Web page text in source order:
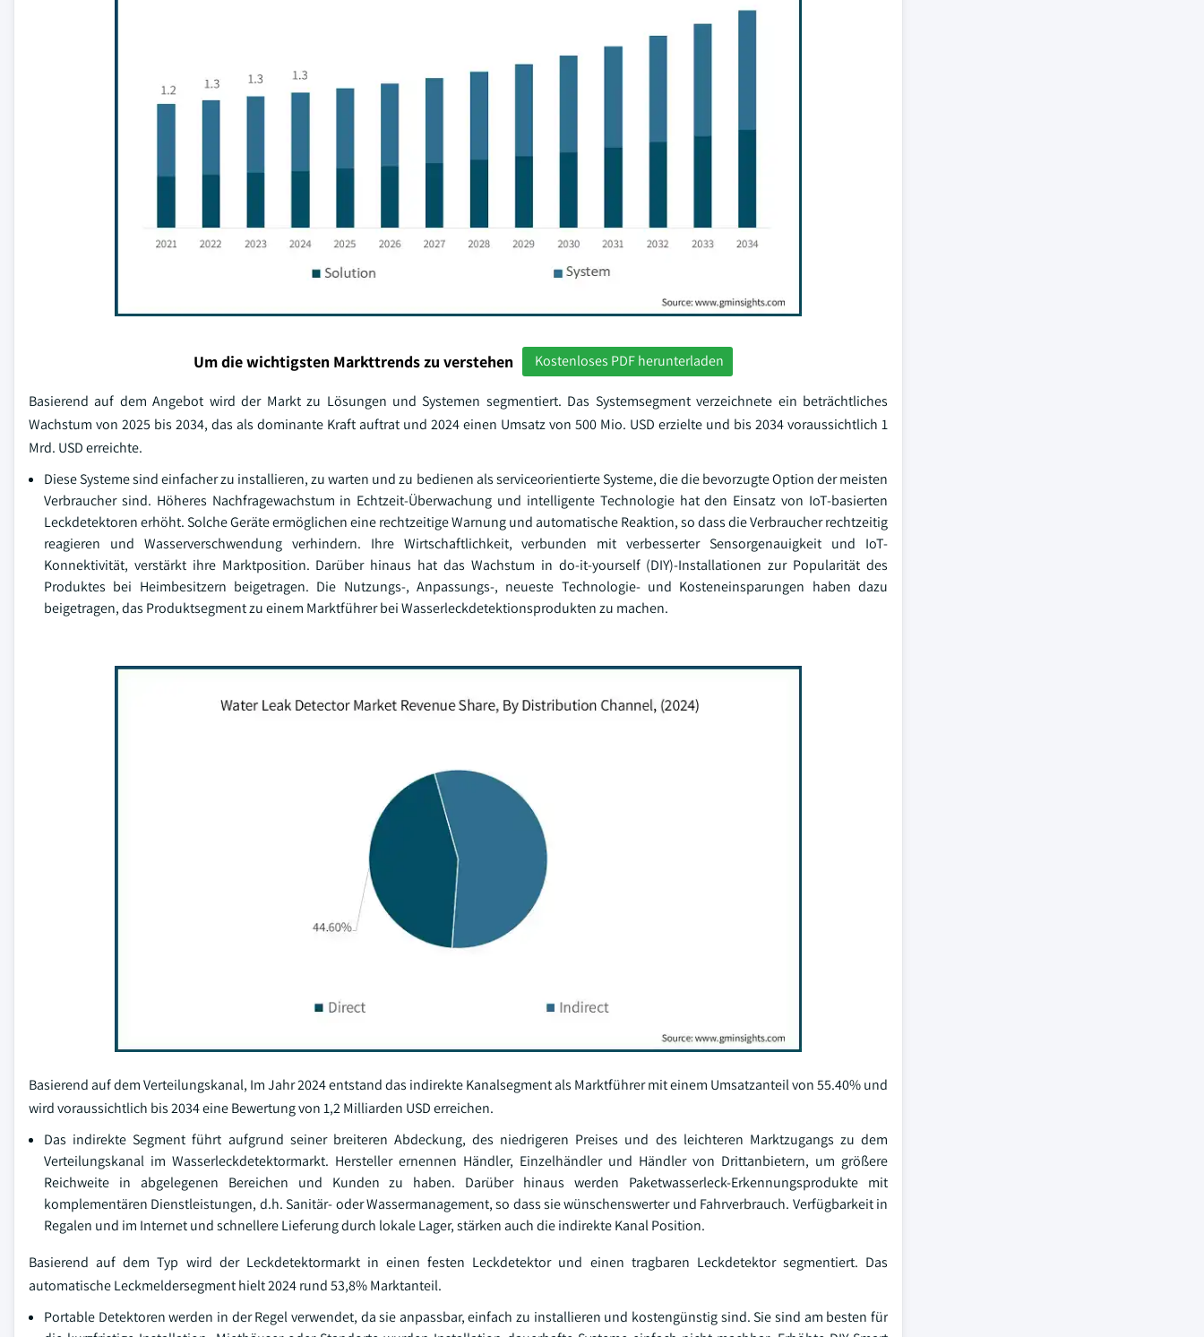
Um die wichtigsten Markttrends zu verstehen Kostenloses PDF herunterladen
Basierend auf dem Angebot wird der Markt zu Lösungen und Systemen segmentiert. Das Systemsegment verzeichnete ein beträchtliches
Wachstum von 2025 bis 2034, das als dominante Kraft auftrat und 2024 einen Umsatz von 500 Mio. USD erzielte und bis 2034 voraussichtlich 1
Mrd. USD erreichte.
Diese Systeme sind einfacher zu installieren, zu warten und zu bedienen als serviceorientierte Systeme, die die bevorzugte Option der meisten
Verbraucher sind. Höheres Nachfragewachstum in Echtzeit-Überwachung und intelligente Technologie hat den Einsatz von IoT-basierten
Leckdetektoren erhöht. Solche Geräte ermöglichen eine rechtzeitige Warnung und automatische Reaktion, so dass die Verbraucher rechtzeitig
reagieren und Wasserverschwendung verhindern. Ihre Wirtschaftlichkeit, verbunden mit verbesserter Sensorgenauigkeit und IoT-
Konnektivität, verstärkt ihre Marktposition. Darüber hinaus hat das Wachstum in do-it-yourself (DIY)-Installationen zur Popularität des
Produktes bei Heimbesitzern beigetragen. Die Nutzungs-, Anpassungs-, neueste Technologie- und Kosteneinsparungen haben dazu
beigetragen, das Produktsegment zu einem Marktführer bei Wasserleckdetektionsprodukten zu machen.
Basierend auf dem Verteilungskanal, Im Jahr 2024 entstand das indirekte Kanalsegment als Marktführer mit einem Umsatzanteil von 55.40% und
wird voraussichtlich bis 2034 eine Bewertung von 1,2 Milliarden USD erreichen.
Das indirekte Segment führt aufgrund seiner breiteren Abdeckung, des niedrigeren Preises und des leichteren Marktzugangs zu dem
Verteilungskanal im Wasserleckdetektormarkt. Hersteller ernennen Händler, Einzelhändler und Händler von Drittanbietern, um größere
Reichweite in abgelegenen Bereichen und Kunden zu haben. Darüber hinaus werden Paketwasserleck-Erkennungsprodukte mit
komplementären Dienstleistungen, d.h. Sanitär- oder Wassermanagement, so dass sie wünschenswerter und Fahrverbrauch. Verfügbarkeit in
Regalen und im Internet und schnellere Lieferung durch lokale Lager, stärken auch die indirekte Kanal Position.
Basierend auf dem Typ wird der Leckdetektormarkt in einen festen Leckdetektor und einen tragbaren Leckdetektor segmentiert. Das
automatische Leckmeldersegment hielt 2024 rund 53,8% Marktanteil.
Portable Detektoren werden in der Regel verwendet, da sie anpassbar, einfach zu installieren und kostengünstig sind. Sie sind am besten für